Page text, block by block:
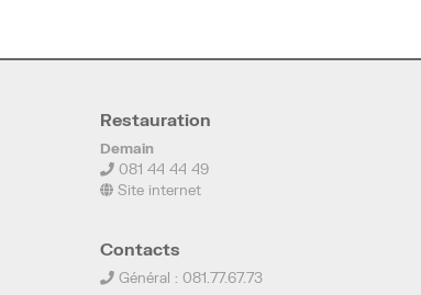
Restauration
Demain
081 44 44 49
Site internet
Contacts
Général : 081.77.67.73